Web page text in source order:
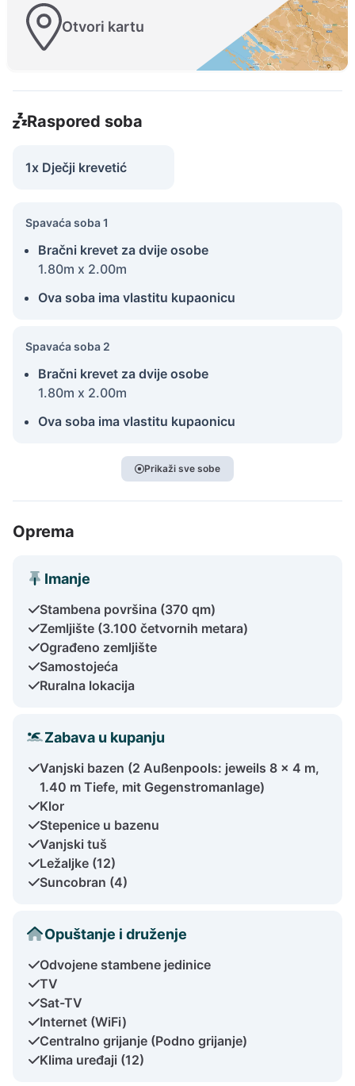
Otvori kartu
Raspored soba
1x Dječji krevetić
Spavaća soba 1
Bračni krevet za dvije osobe
1.80m x 2.00m
Ova soba ima vlastitu kupaonicu
Spavaća soba 2
Bračni krevet za dvije osobe
1.80m x 2.00m
Ova soba ima vlastitu kupaonicu
Prikaži sve sobe
Oprema
Imanje
Stambena površina (370 qm)
Zemljište (3.100 četvornih metara)
Ograđeno zemljište
Samostojeća
Ruralna lokacija
Zabava u kupanju
Vanjski bazen (2 Außenpools: jeweils 8 x 4 m,
1.40 m Tiefe, mit Gegenstromanlage)
Klor
Stepenice u bazenu
Vanjski tuš
Ležaljke (12)
Suncobran (4)
Opuštanje i druženje
Odvojene stambene jedinice
TV
Sat-TV
Internet (WiFi)
Centralno grijanje (Podno grijanje)
Klima uređaji (12)